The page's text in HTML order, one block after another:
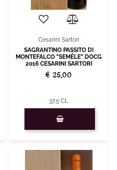
Cesarini Sartori
SAGRANTINO PASSITO DI
MONTEFALCO "SEMÈLE" DOCG
2016 CESARINI SARTORI
€ 25,00
37,5 CL